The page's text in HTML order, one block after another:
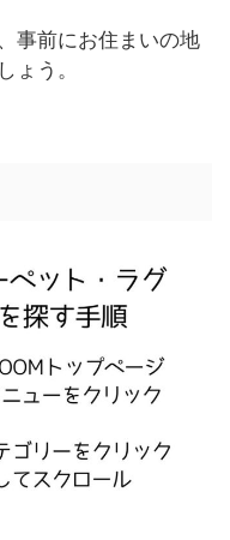
事前にお住まいの地
ょう。